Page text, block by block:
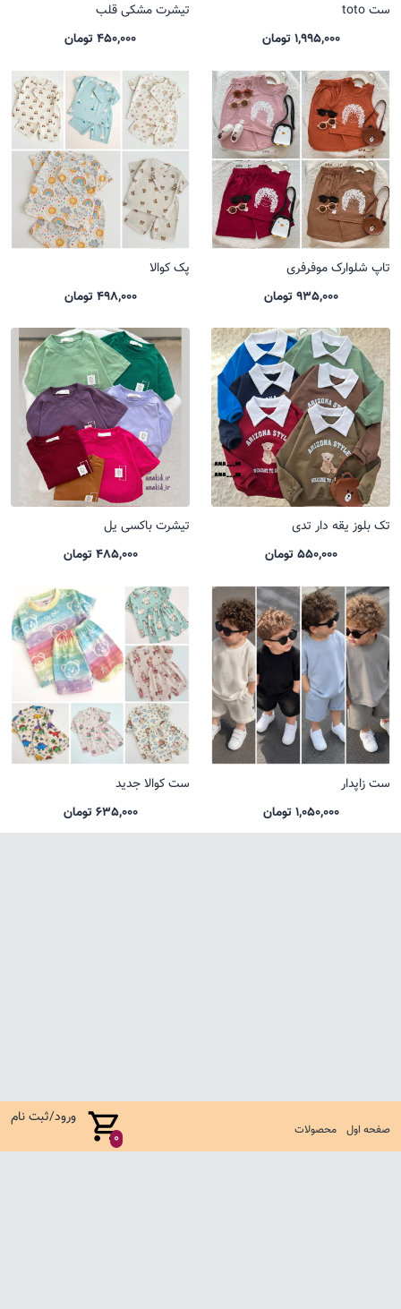
صفحه اول محصولات 0
ورود/ثبت نام
ست toto
1,995,000 تومان
تیشرت مشکی قلب
450,000 تومان
تاپ شلوارک موفرفری
935,000 تومان
پک کوالا
498,000 تومان
تک بلوز یقه دار تدی
550,000 تومان
تیشرت باکسی یل
485,000 تومان
ست زاپدار
1,050,000 تومان
ست کوالا جدید
635,000 تومان